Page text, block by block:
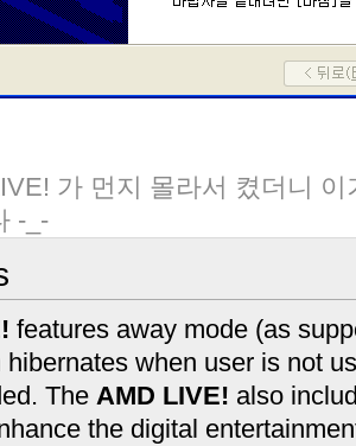
가 먼지 몰라서 켰더니
-_-
features away mode (as
hibernates when user is not
The AMD LIVE! also
the digital